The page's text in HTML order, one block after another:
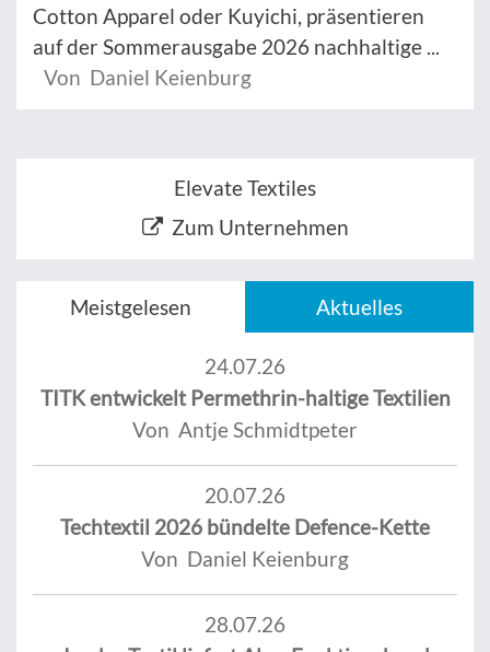
Cotton Apparel oder Kuyichi, präsentieren
auf der Sommerausgabe 2026 nachhaltige ...
Von Daniel Keienburg
Elevate Textiles
Zum Unternehmen
Meistgelesen Aktuelles
24.07.26
TITK entwickelt Permethrin-haltige Textilien
Von Antje Schmidtpeter
20.07.26
Techtextil 2026 bündelte Defence-Kette
Von Daniel Keienburg
28.07.26